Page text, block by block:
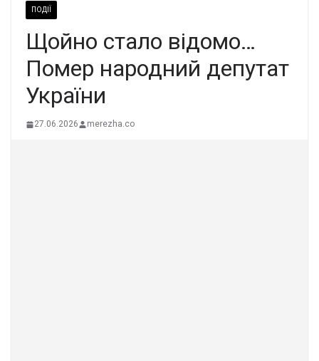
ПОДІЇ
Щойно стало відомо…
Помер народний депутат
Укpаїни
27.06.2026 merezha.co